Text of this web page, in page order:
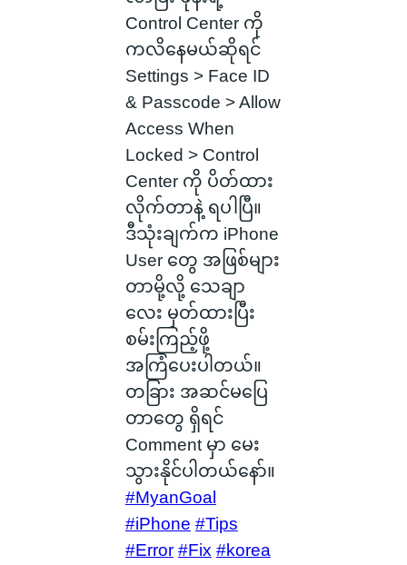
Control Center ကို
ကလိနေမယ်ဆိုရင်
Settings > Face ID
& Passcode > Allow
Access When
Locked > Control
Center ကို ပိတ်ထား
လိုက်တာနဲ့ ရပါပြီ။
ဒီသုံးချက်က iPhone
User တွေ အဖြစ်များ
တာမို့လို့ သေချာ
လေး မှတ်ထားပြီး
စမ်းကြည့်ဖို့
အကြံပေးပါတယ်။
တခြား အဆင်မပြေ
တာတွေ ရှိရင်
Comment မှာ မေး
သွားနိုင်ပါတယ်နော်။
#MyanGoal
#iPhone #Tips
#Error #Fix #korea